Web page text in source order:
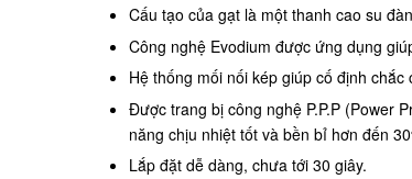
Cấu tạo của gạt là một thanh cao su
Công nghệ Evodium được ứng dụng
Hệ thống mối nối kép giúp cố định
Được trang bị công nghệ P.P.P (Power
năng chịu nhiệt tốt và bền bỉ hơn đến
Lắp đặt dễ dàng, chưa tới 30 giây.